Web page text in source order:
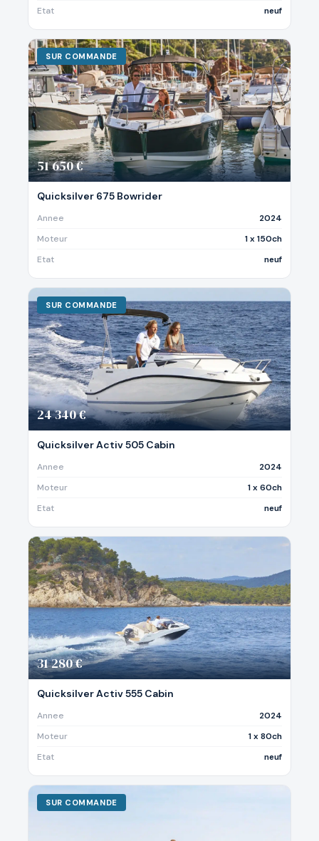
Etat
neuf
SUR COMMANDE
51 650 €
Quicksilver 675 Bowrider
Annee
2024
Moteur
1 x 150ch
Etat
neuf
SUR COMMANDE
24 340 €
Quicksilver Activ 505 Cabin
Annee
2024
Moteur
1 x 60ch
Etat
neuf
31 280 €
Quicksilver Activ 555 Cabin
Annee
2024
Moteur
1 x 80ch
Etat
neuf
SUR COMMANDE